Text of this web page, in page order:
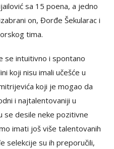
sa 15 poena, a jedno
on, Đorđe Šekularac i
tima.
se intuitivno i spontano
koji nisu imali učešće u
koji je mogao da
i najtalentovaniji u
se desile neke pozitivne
imati još više talentovanih
selekcije su ih preporučili,